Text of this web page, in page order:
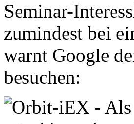
Seminar-
zumindest bei
warnt Google
besuchen: